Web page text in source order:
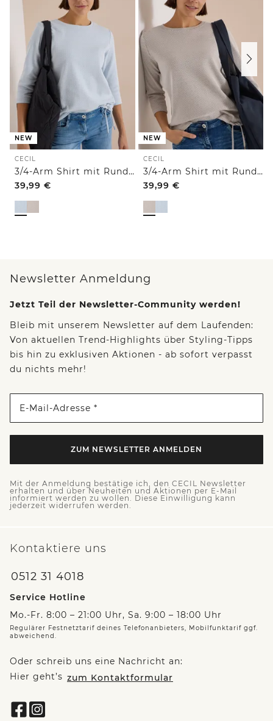
NEW
CECIL
3/4-Arm Shirt mit Rundhals und Struktur
39,99 €
NEW
CECIL
3/4-Arm Shirt mit Rundhals und Struktur
39,99 €
Newsletter Anmeldung
Jetzt Teil der Newsletter-Community werden!
Bleib mit unserem Newsletter auf dem Laufenden:
Von aktuellen Trend-Highlights über Styling-Tipps
bis hin zu exklusiven Aktionen - ab sofort verpasst
du nichts mehr!
E-Mail-Adresse *
ZUM NEWSLETTER ANMELDEN
Mit der Anmeldung bestätige ich, den CECIL Newsletter
erhalten und über Neuheiten und Aktionen per E-Mail
informiert werden zu wollen. Diese Einwilligung kann
jederzeit widerrufen werden.
Kontaktiere uns
0512 31 4018
Service Hotline
Mo.-Fr. 8:00 – 21:00 Uhr, Sa. 9:00 – 18:00 Uhr
Regulärer Festnetztarif deines Telefonanbieters, Mobilfunktarif ggf.
abweichend.
Oder schreib uns eine Nachricht an:
Hier geht’s zum Kontaktformular